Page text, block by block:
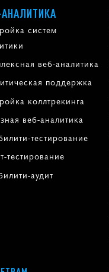
систем
веб-аналитика
поддержка
коллтрекинга
веб-аналитика
тестирование
тестирование
аудит